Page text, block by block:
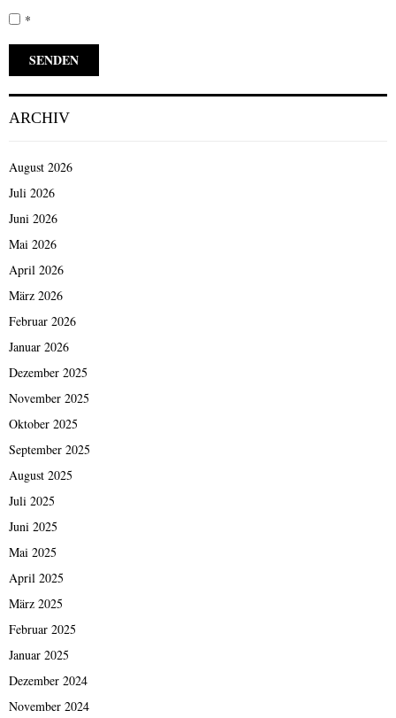
*
ARCHIV
August 2026
Juli 2026
Juni 2026
Mai 2026
April 2026
März 2026
Februar 2026
Januar 2026
Dezember 2025
November 2025
Oktober 2025
September 2025
August 2025
Juli 2025
Juni 2025
Mai 2025
April 2025
März 2025
Februar 2025
Januar 2025
Dezember 2024
November 2024